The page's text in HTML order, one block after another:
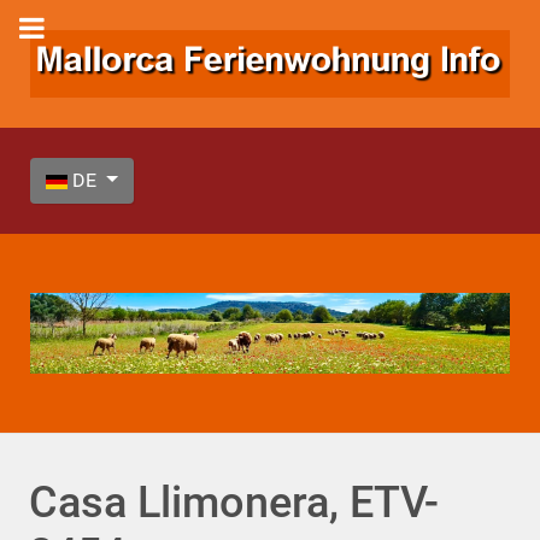
Sprache auswählen
DE
Casa Llimonera, ETV-